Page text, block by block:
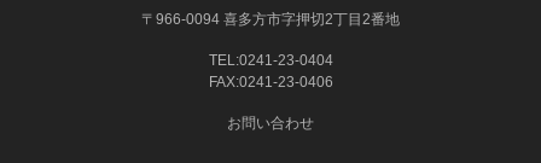
〒966-0094 喜多方市字押切2丁目2番地
TEL:0241-23-0404
FAX:0241-23-0406
お問い合わせ